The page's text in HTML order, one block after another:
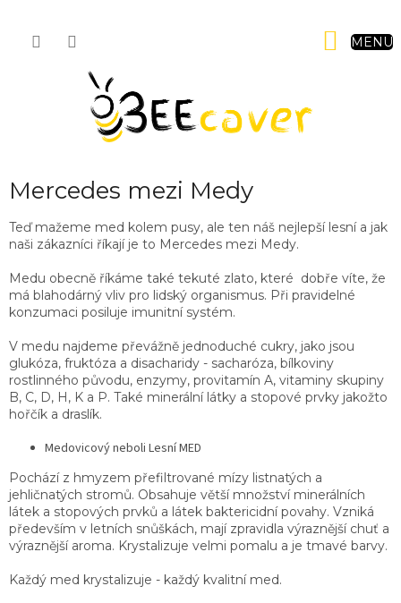
obsah
Mercedes mezi Medy
Teď mažeme med kolem pusy, ale ten náš nejlepší lesní a jak
naši zákazníci říkají je to Mercedes mezi Medy.
Medu obecně říkáme také tekuté zlato, které dobře víte, že
má blahodárný vliv pro lidský organismus. Při pravidelné
konzumaci posiluje imunitní systém.
V medu najdeme převážně jednoduché cukry, jako jsou
glukóza, fruktóza a disacharidy - sacharóza, bílkoviny
rostlinného původu, enzymy, provitamín A, vitaminy skupiny
B, C, D, H, K a P. Také minerální látky a stopové prvky jakožto
hořčík a draslík.
Medovicový neboli Lesní MED
Pochází z hmyzem přefiltrované mízy listnatých a
jehličnatých stromů. Obsahuje větší množství minerálních
látek a stopových prvků a látek baktericidní povahy. Vzniká
především v letních snůškách, mají zpravidla výraznější chuť a
výraznější aroma. Krystalizuje velmi pomalu a je tmavé barvy.
Každý med krystalizuje - každý kvalitní med.